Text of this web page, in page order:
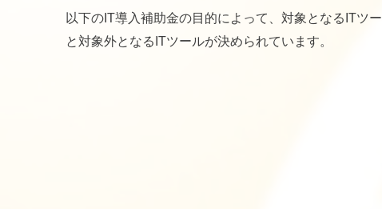
以下のIT導入補助金の目的によって、対象となるITツ
と対象外となるITツールが決められています。